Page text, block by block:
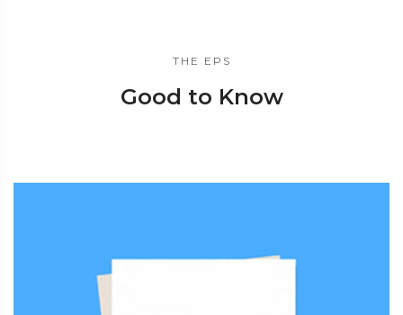
THE EPS
Good to Know